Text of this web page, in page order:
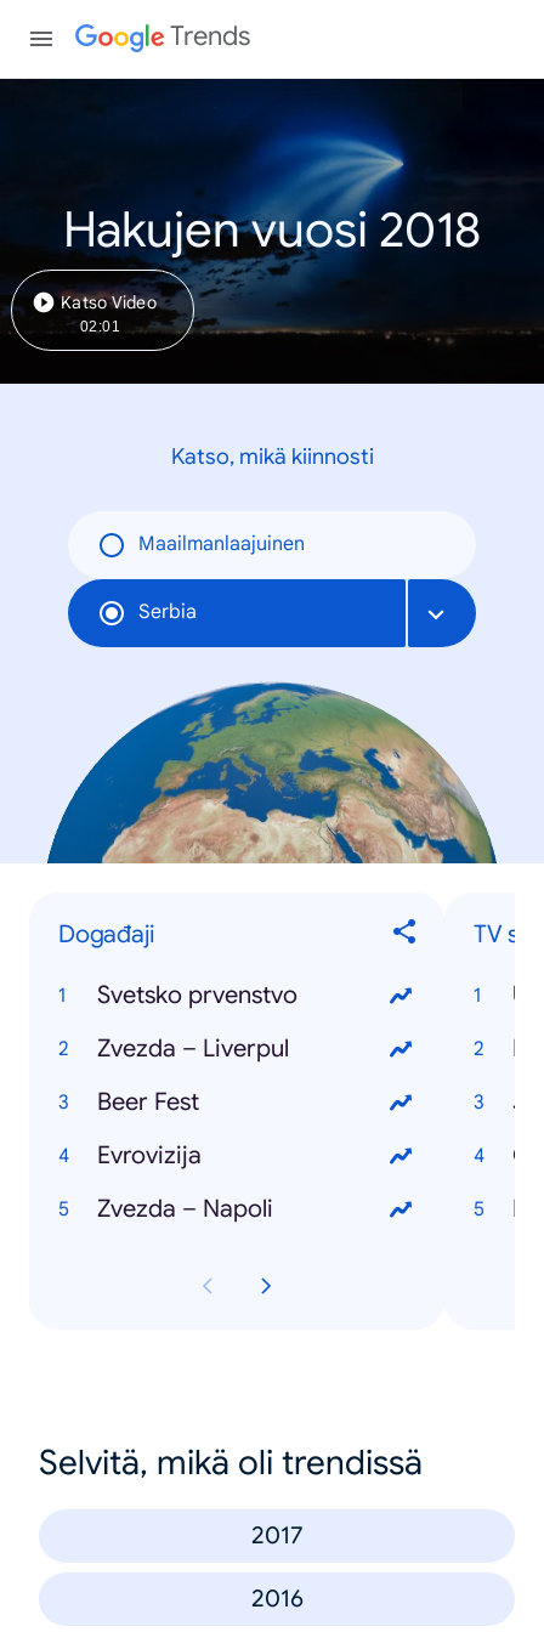
Trends
Hakujen vuosi 2018
Katso Video
02:01
Katso, mikä kiinnosti
Maailmanlaajuinen
Serbia
Događaji
Svetsko prvenstvo
Zvezda – Liverpul
Beer Fest
Evrovizija
Zvezda – Napoli
TV
Selvitä, mikä oli trendissä
2017
2016